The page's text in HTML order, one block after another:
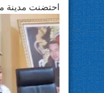
احتضنت مدينة